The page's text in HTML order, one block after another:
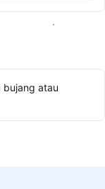
Lihat ketersediaan
bujang atau